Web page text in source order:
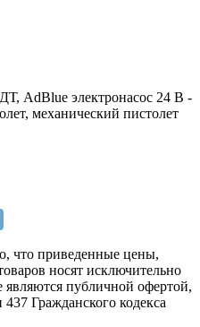
AdBlue электронасос 24 B -
механический пистолет
что приведенные цены,
носят исключительно
являются публичной офертой,
Гражданского кодекса